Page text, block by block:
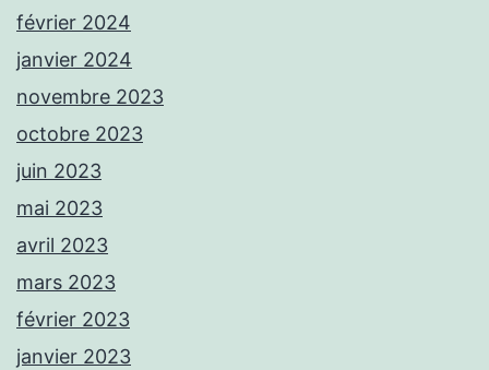
février 2024
janvier 2024
novembre 2023
octobre 2023
juin 2023
mai 2023
avril 2023
mars 2023
février 2023
janvier 2023